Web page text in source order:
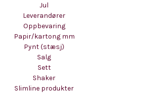
Jul
Leverandører
Oppbevaring
Papir/kartong mm
Pynt (stæsj)
Salg
Sett
Shaker
Slimline produkter